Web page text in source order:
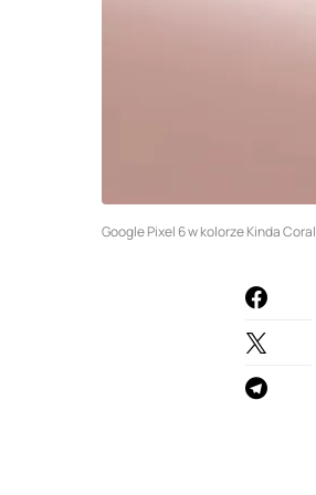
Google Pixel 6 w kolorze Kinda Coral